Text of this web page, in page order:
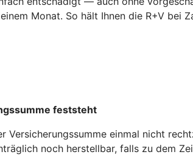
Monat. So hält Ihnen die R+V bei
feststeht
Versicherungssumme einmal nicht
noch herstellbar, falls zu dem